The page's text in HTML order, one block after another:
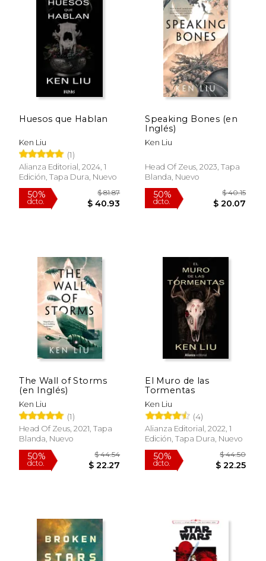
$ 15.00
Huesos que Hablan
Ken Liu
(1)
Alianza Editorial, 2024, 1
Edición, Tapa Dura, Nuevo
Speaking Bones (en
Inglés)
Ken Liu
Head Of Zeus, 2023, Tapa
Blanda, Nuevo
The Wall of Storms
(en Inglés)
Ken Liu
(1)
Head Of Zeus, 2021, Tapa
Blanda, Nuevo
El Muro de las
Tormentas
Ken Liu
(4)
Alianza Editorial, 2022, 1
Edición, Tapa Dura, Nuevo